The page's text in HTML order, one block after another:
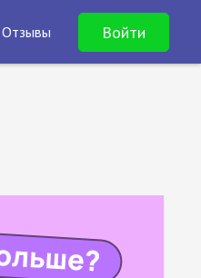
Отзывы Войти